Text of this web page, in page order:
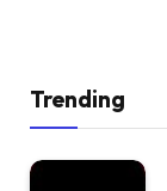
Trending